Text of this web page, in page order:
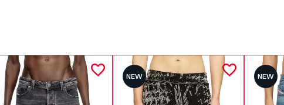
NEW NEW